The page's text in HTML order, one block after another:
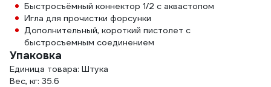
Быстросъёмный коннектор 1/2 с аквастопом
Игла для прочистки форсунки
Дополнительный, короткий пистолет с
быстросъемным соединением
Упаковка
Единица товара: Штука
Вес, кг: 35.6